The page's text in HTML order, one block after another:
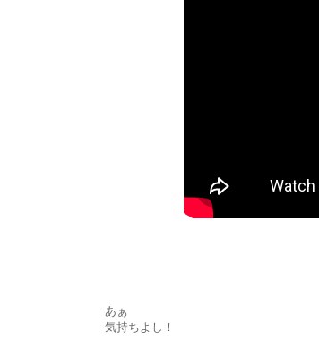
あぁ
気持ちよし！